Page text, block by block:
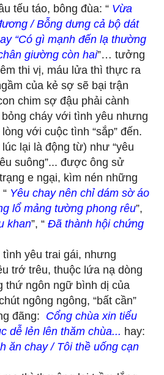
tếu táo, bông đùa: “ Vừa
/ Bỗng dưng cả bộ dát
“Có gì mạnh đến lạ thường
giường còn hai”… tưởng
thi vị, máu lửa thì thực ra
của kẻ sợ sẽ bại trận
chim sợ đậu phải cành
cháy với tình yêu nhưng
với cuộc tình “sắp” đến.
lại là động từ) như “yêu
suông”... được ông sử
e ngại, kìm nén những
Yêu chay nên chỉ dám sờ áo
lổ mảng tường phong rêu”,
khan”, “ Đã thành hội chứng
yêu trai gái, nhưng
trớ trêu, thuộc lứa nạ dòng
thứ ngôn ngữ bình dị của
ngông ngông, “bất cần”
đãng: Cổng chùa xin tiểu
dễ lẻn lên thăm chùa... hay:
ăn chay / Tôi thề uống cạn